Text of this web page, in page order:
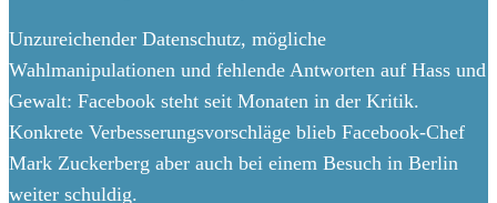
Unzureichender Datenschutz, mögliche
Wahlmanipulationen und fehlende Antworten auf Hass und
Gewalt: Facebook steht seit Monaten in der Kritik.
Konkrete Verbesserungsvorschläge blieb Facebook-Chef
Mark Zuckerberg aber auch bei einem Besuch in Berlin
weiter schuldig.